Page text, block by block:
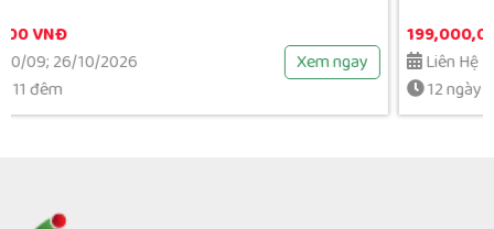
16,480,000 VNĐ
5 ngày 4 đêm
Xem ngay